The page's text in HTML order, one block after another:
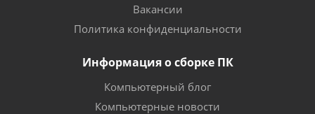
Вакансии
Политика конфиденциальности
Информация о сборке ПК
Компьютерный блог
Компьютерные новости